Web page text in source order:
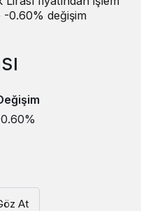
-0.60% değişim
%
At